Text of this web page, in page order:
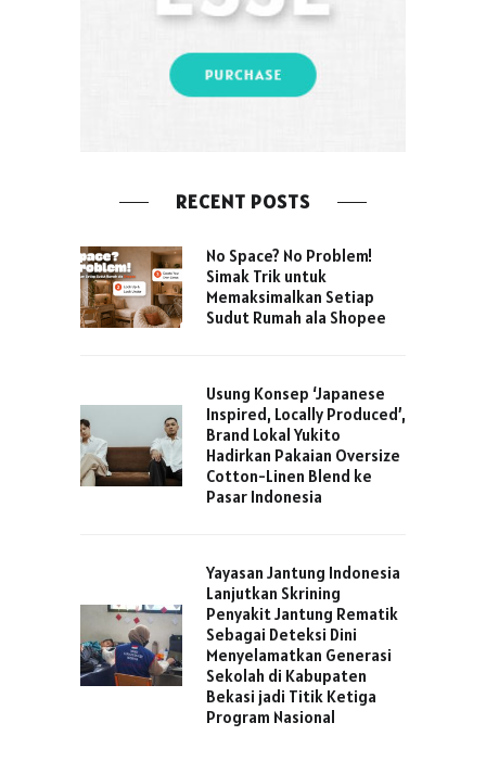
RECENT POSTS
No Space? No Problem!
Simak Trik untuk
Memaksimalkan Setiap
Sudut Rumah ala Shopee
Usung Konsep ‘Japanese
Inspired, Locally Produced’,
Brand Lokal Yukito
Hadirkan Pakaian Oversize
Cotton-Linen Blend ke
Pasar Indonesia
Yayasan Jantung Indonesia
Lanjutkan Skrining
Penyakit Jantung Rematik
Sebagai Deteksi Dini
Menyelamatkan Generasi
Sekolah di Kabupaten
Bekasi jadi Titik Ketiga
Program Nasional